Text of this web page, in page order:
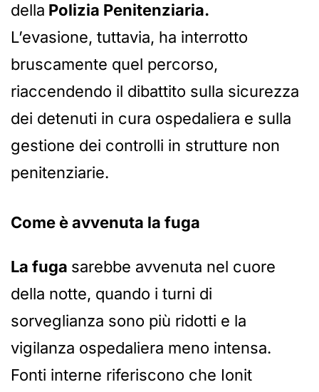
della Polizia Penitenziaria.
L’evasione, tuttavia, ha interrotto
bruscamente quel percorso,
riaccendendo il dibattito sulla sicurezza
dei detenuti in cura ospedaliera e sulla
gestione dei controlli in strutture non
penitenziarie.
Come è avvenuta la fuga
La fuga sarebbe avvenuta nel cuore
della notte, quando i turni di
sorveglianza sono più ridotti e la
vigilanza ospedaliera meno intensa.
Fonti interne riferiscono che Ionit